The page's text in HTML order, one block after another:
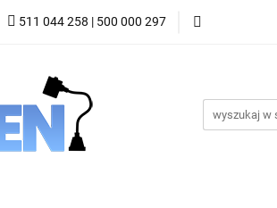
511 044 258 | 500 000 297
Kategorie Lampy Maszynowe LED
Odczyty Cyfrowe i Liniały optyczne